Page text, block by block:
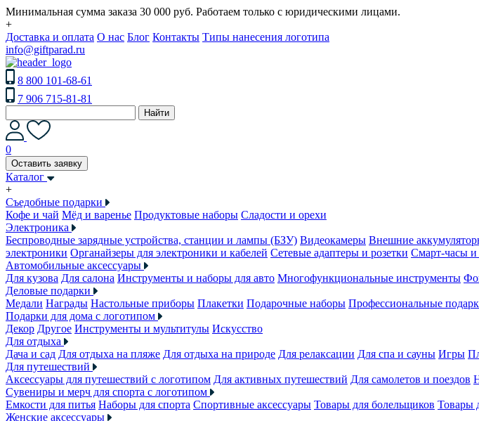
Минимальная сумма заказа 30 000 руб. Работаем только с юридическими лицами.
+
Доставка и оплата О нас Блог Контакты Типы нанесения логотипа
info@giftparad.ru
8 800 101-68-61
7 906 715-81-81
Найти
0
Оставить заявку
Каталог
+
Съедобные подарки
Кофе и чай Мёд и варенье Продуктовые наборы Сладости и орехи
Электроника
Беспроводные зарядные устройства, станции и лампы (БЗУ) Видеокамеры Внешние
электроники Органайзеры для электроники и кабелей Сетевые адаптеры и розетки Смарт-часы и
Автомобильные аксессуары
Для кузова Для салона Инструменты и наборы для авто Многофункциональные инструменты
Деловые подарки
Медали Награды Настольные приборы Плакетки Подарочные наборы Профессиональные
Подарки для дома с логотипом
Декор Другое Инструменты и мультитулы Искусство
Для отдыха
Дача и сад Для отдыха на пляже Для отдыха на природе Для релаксации Для спа и сауны Игры
Для путешествий
Аксессуары для путешествий с логотипом Для активных путешествий Для самолетов и поездов
Сувениры и мерч для спорта с логотипом
Емкости для питья Наборы для спорта Спортивные аксессуары Товары для болельщиков Товары
Женские аксессуары